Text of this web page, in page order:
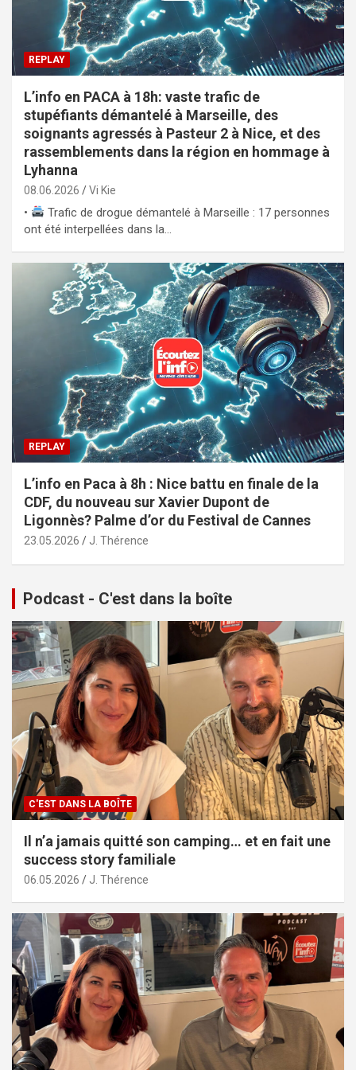
REPLAY
L’info en PACA à 18h: vaste trafic de
stupéfiants démantelé à Marseille, des
soignants agressés à Pasteur 2 à Nice, et des
rassemblements dans la région en hommage à
Lyhanna
08.06.2026 Vi Kie
•
Trafic de drogue démantelé à Marseille : 17 personnes
ont été interpellées dans la…
REPLAY
L’info en Paca à 8h : Nice battu en finale de la
CDF, du nouveau sur Xavier Dupont de
Ligonnès? Palme d’or du Festival de Cannes
23.05.2026 J. Thérence
Podcast - C'est dans la boîte
C'EST DANS LA BOÎTE
Il n’a jamais quitté son camping… et en fait une
success story familiale
06.05.2026 J. Thérence